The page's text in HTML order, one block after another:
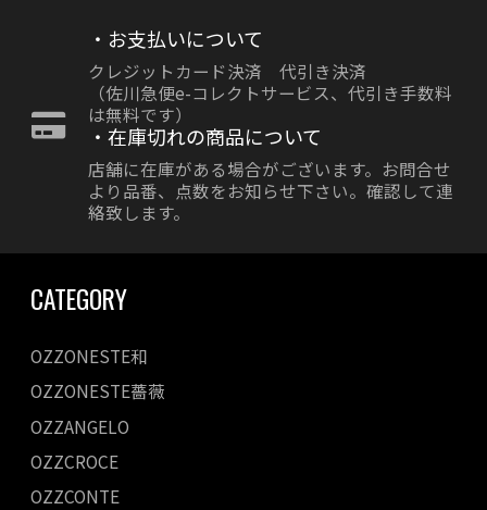
・お支払いについて
クレジットカード決済 代引き決済
（佐川急便e-コレクトサービス、代引き手数料
は無料です）
・在庫切れの商品について
店舗に在庫がある場合がございます。お問合せ
より品番、点数をお知らせ下さい。確認して連
絡致します。
CATEGORY
OZZONESTE和
OZZONESTE薔薇
OZZANGELO
OZZCROCE
OZZCONTE